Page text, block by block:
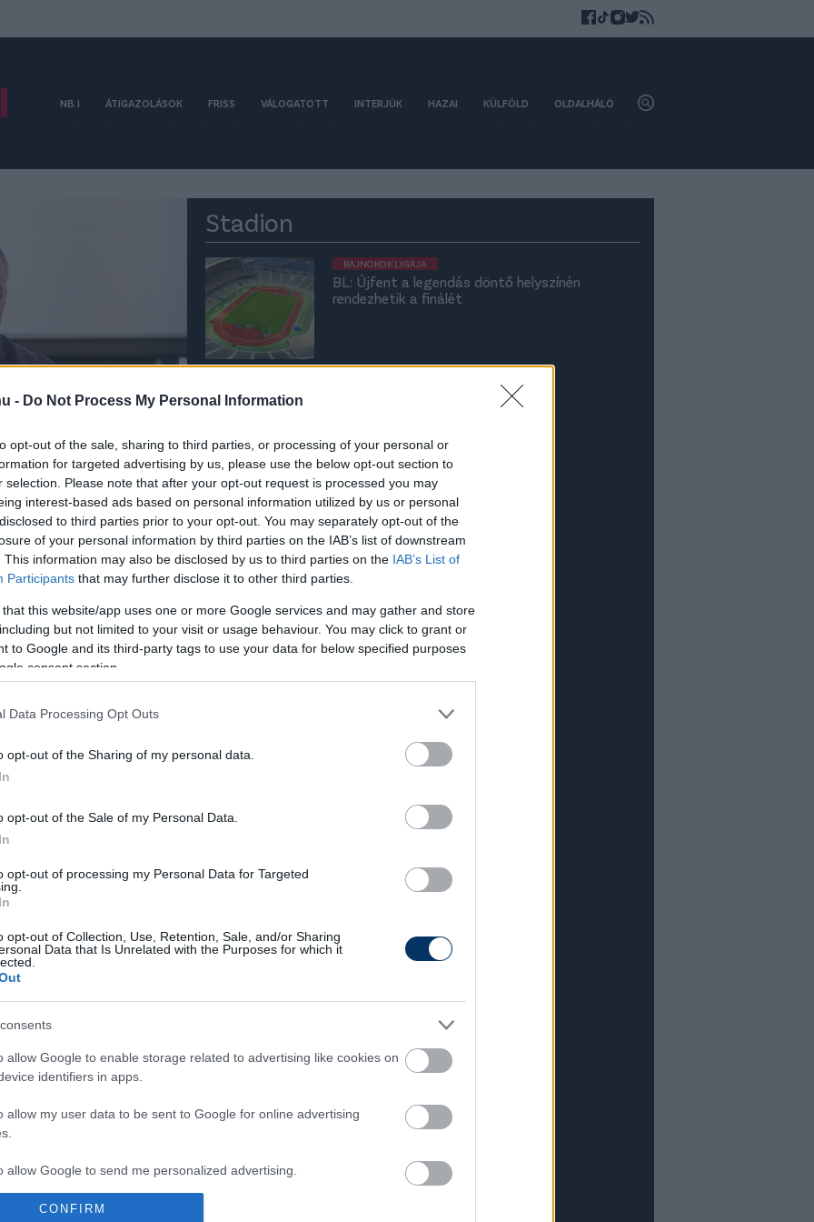
- Do Not Process My Personal Information
opt-out of the sale, sharing to third parties, or processing of your personal or
for targeted advertising by us, please use the below opt-out section to
selection. Please note that after your opt-out request is processed you may
interest-based ads based on personal information utilized by us or personal
to third parties prior to your opt-out. You may separately opt-out of the
of your personal information by third parties on the IAB’s list of downstream
This information may also be disclosed by us to third parties on the IAB’s List of
Participants that may further disclose it to other third parties.
that this website/app uses one or more Google services and may gather and store
but not limited to your visit or usage behaviour. You may click to grant or
to Google and its third-party tags to use your data for below specified purposes
consent section.
Data Processing Opt Outs
opt-out of the Sharing of my personal data.
opt-out of the Sale of my Personal Data.
opt-out of processing my Personal Data for Targeted
opt-out of Collection, Use, Retention, Sale, and/or Sharing
Data that Is Unrelated with the Purposes for which it
allow Google to enable storage related to advertising like cookies on
identifiers in apps.
allow my user data to be sent to Google for online advertising
allow Google to send me personalized advertising.
allow Google to enable storage related to analytics like cookies on
CONFIRM
NB I ÁTIGAZOLÁSOK FRISS VÁLOGATOTT INTERJÚK HAZAI KÜLFÖLD OLDALHÁLÓ
mikorra
- odaszólt
megjelenni a
első bajnoki meccsét
újabb magyar
az NB II-es klub,
az NB I-be vágyó
egyik újonc is költözhet
albérletben
Stadion
BAJNOKOK LIGÁJA
BL: Újfent a legendás döntő helyszínén
rendezhetik a finálét
Elkészült a Haladás stadionja